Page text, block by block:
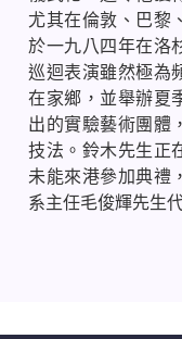
尤其在倫敦、巴黎
於一九八四年在洛
巡迴表演雖然極為
在家鄉，並舉辦夏
出的實驗藝術團體
技法。鈴木先生正
未能來港參加典禮
系主任毛俊輝先生